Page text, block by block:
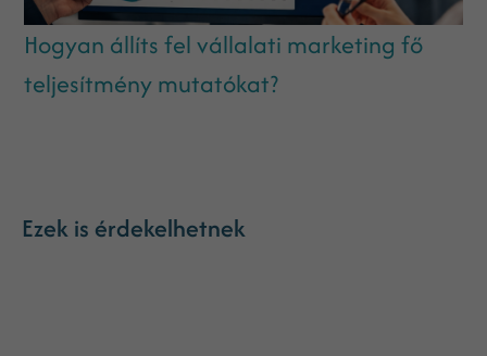
Hogyan állíts fel vállalati marketing fő
teljesítmény mutatókat?
Ezek is érdekelhetnek